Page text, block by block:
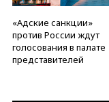
«Адские санкции»
против России ждут
голосования в палате
представителей